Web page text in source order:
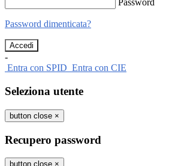
Password
Password dimenticata?
-
Entra con SPID Entra con CIE
Seleziona utente
button close ×
Recupero password
button close ×